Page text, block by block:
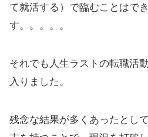
て就活する）で臨むことはで
す。。。。。
それでも人生ラストの転職活
入りました。
残念な結果が多くあったとし